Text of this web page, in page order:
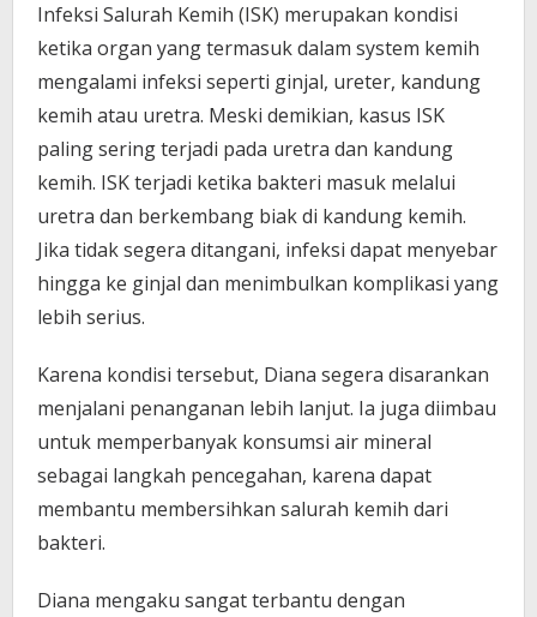
Infeksi Salurah Kemih (ISK) merupakan kondisi
ketika organ yang termasuk dalam system kemih
mengalami infeksi seperti ginjal, ureter, kandung
kemih atau uretra. Meski demikian, kasus ISK
paling sering terjadi pada uretra dan kandung
kemih. ISK terjadi ketika bakteri masuk melalui
uretra dan berkembang biak di kandung kemih.
Jika tidak segera ditangani, infeksi dapat menyebar
hingga ke ginjal dan menimbulkan komplikasi yang
lebih serius.
Karena kondisi tersebut, Diana segera disarankan
menjalani penanganan lebih lanjut. Ia juga diimbau
untuk memperbanyak konsumsi air mineral
sebagai langkah pencegahan, karena dapat
membantu membersihkan salurah kemih dari
bakteri.
Diana mengaku sangat terbantu dengan